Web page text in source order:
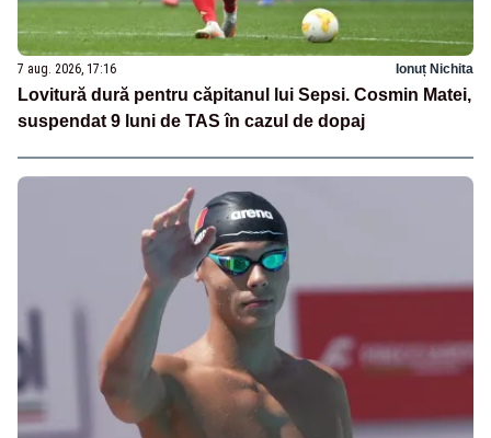
7 aug. 2026, 17:16 Ionuț Nichita
Lovitură dură pentru căpitanul lui Sepsi. Cosmin Matei,
suspendat 9 luni de TAS în cazul de dopaj